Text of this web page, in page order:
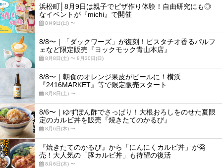
浜松町│8月9日は親子でピザ作り体験！自由研究にも◎
なイベントが『michi』で開催
8月9日(日) 〜
8/8〜｜「ダックワーズ」が復刻！ピスタチオ香るパルフ
ェなど限定販売『ヨックモック青山本店』
8月8日(土) 〜 8月30日(日)
8/8〜｜朝食のオレンジ果皮がビールに！横浜
『2416MARKET』等で限定販売スタート
8月8日(土) 〜
8/6〜｜ゆずぽん酢でさっぱり！大根おろしをのせた夏限
定のカルビ丼を販売『焼きたてのかるび』
8月6日(木) 〜
『焼きたてのかるび』から「にんにくカルビ丼」が発
売！大人気の「豚カルビ丼」も待望の復活
8月6日(木) 〜